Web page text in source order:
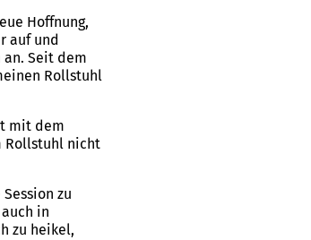
Hoffnung,
auf und
Seit dem
Rollstuhl
mit dem
Rollstuhl nicht
zu
in
zu heikel,